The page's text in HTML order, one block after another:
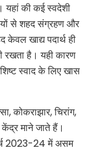
यहां की कई स्वदेशी
से शहद संग्रहण और
खाद्य पदार्थ ही
रखता है। यही कारण
स्वाद के लिए खास
कोकराझार, चिरांग,
माने जाते हैं।
2023-24 में असम